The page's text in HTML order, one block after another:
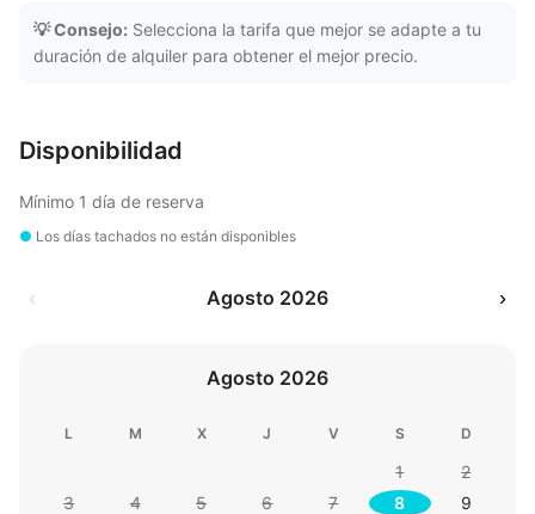
💡 Consejo: Selecciona la tarifa que mejor se adapte a tu
duración de alquiler para obtener el mejor precio.
Disponibilidad
Mínimo 1 día de reserva
● Los días tachados no están disponibles
‹ Agosto 2026 ›
Agosto 2026
L M X J V S D
1
2
3
4 5 6 7 8
9